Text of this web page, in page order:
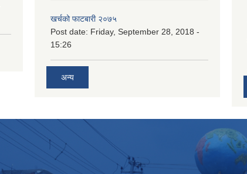
खर्चको फाटबारी २०७५
Post date: Friday, September 28, 2018 -
15:26
अन्य